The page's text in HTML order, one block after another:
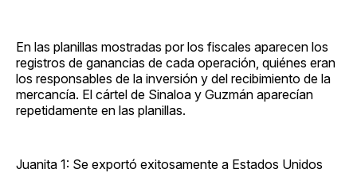
En las planillas mostradas por los fiscales aparecen los
registros de ganancias de cada operación, quiénes eran
los responsables de la inversión y del recibimiento de la
mercancía. El cártel de Sinaloa y Guzmán aparecían
repetidamente en las planillas.
Juanita 1: Se exportó exitosamente a Estados Unidos